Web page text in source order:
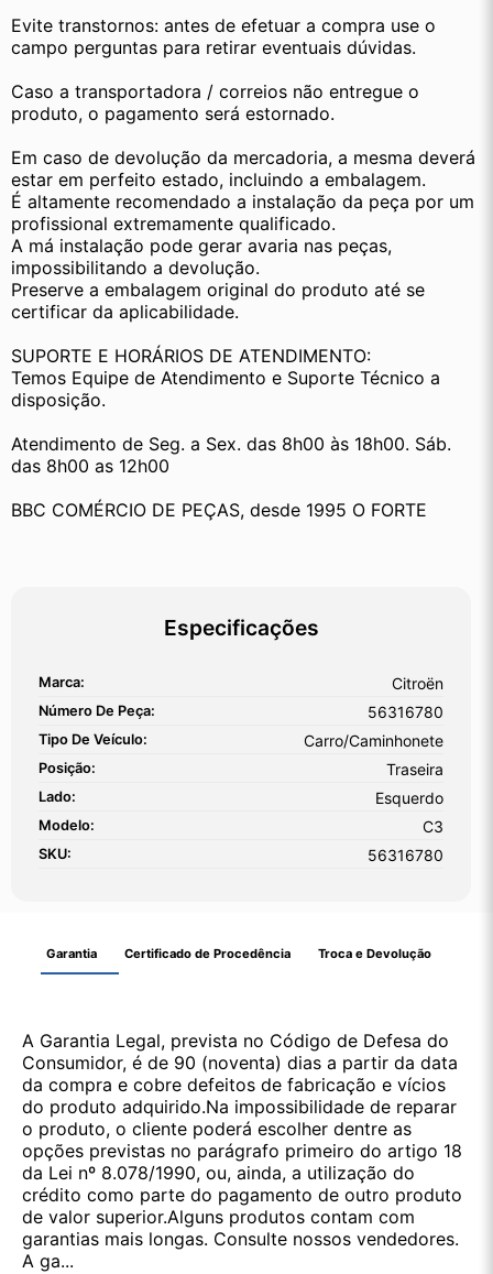
Evite transtornos: antes de efetuar a compra use o
campo perguntas para retirar eventuais dúvidas.
Caso a transportadora / correios não entregue o
produto, o pagamento será estornado.
Em caso de devolução da mercadoria, a mesma deverá
estar em perfeito estado, incluindo a embalagem.
É altamente recomendado a instalação da peça por um
profissional extremamente qualificado.
A má instalação pode gerar avaria nas peças,
impossibilitando a devolução.
Preserve a embalagem original do produto até se
certificar da aplicabilidade.
SUPORTE E HORÁRIOS DE ATENDIMENTO:
Temos Equipe de Atendimento e Suporte Técnico a
disposição.
Atendimento de Seg. a Sex. das 8h00 às 18h00. Sáb.
das 8h00 as 12h00
BBC COMÉRCIO DE PEÇAS, desde 1995 O FORTE
Especificações
Marca: Citroën
Número De Peça: 56316780
Tipo De Veículo: Carro/Caminhonete
Posição: Traseira
Lado: Esquerdo
Modelo: C3
SKU: 56316780
Garantia Certificado de Procedência Troca e Devolução
A Garantia Legal, prevista no Código de Defesa do
Consumidor, é de 90 (noventa) dias a partir da data
da compra e cobre defeitos de fabricação e vícios
do produto adquirido.Na impossibilidade de reparar
o produto, o cliente poderá escolher dentre as
opções previstas no parágrafo primeiro do artigo 18
da Lei nº 8.078/1990, ou, ainda, a utilização do
crédito como parte do pagamento de outro produto
de valor superior.Alguns produtos contam com
garantias mais longas. Consulte nossos vendedores.
A ga...